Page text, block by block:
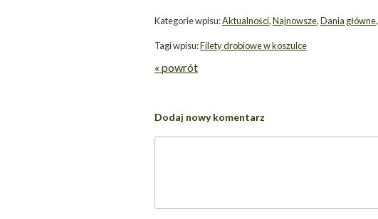
Kategorie wpisu:Aktualności,Najnowsze,Dania główne,
Tagi wpisu:Filety drobiowe w koszulce
« powrót
Dodaj nowy komentarz